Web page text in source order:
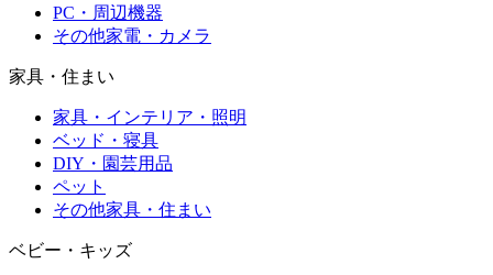
PC・周辺機器
その他家電・カメラ
家具・住まい
家具・インテリア・照明
ベッド・寝具
DIY・園芸用品
ペット
その他家具・住まい
ベビー・キッズ